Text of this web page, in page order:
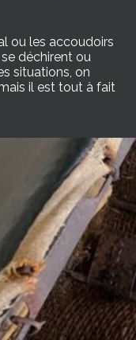
ou les accoudoirs
déchirent ou
situations, on
il est tout à fait